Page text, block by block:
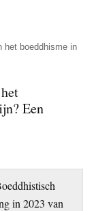
het boeddhisme in
Een
in 2023 van